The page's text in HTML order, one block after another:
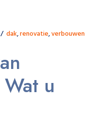
dak,renovatie,verbouwen
u